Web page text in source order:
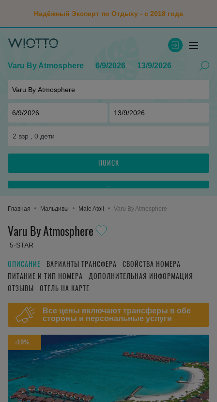
Надёжный Эксперт по Отдыху - с 2018 года
Varu By Atmosphere 6/9/2026 13/9/2026
2 взр , 0 дети
ПОИСК
...
Главная Мальдивы Male Atoll Varu By Atmosphere
Varu By Atmosphere
5-STAR
ОПИСАНИЕ ВАРИАНТЫ ТРАНСФЕРА
СВОЙСТВА НОМЕРА
ПИТАНИЕ И ТИП НОМЕРА
ДОПОЛНИТЕЛЬНАЯ ИНФОРМАЦИЯ
ОТЗЫВЫ
ОТЕЛЬ НА КАРТЕ
Все цены включают трансферы в обе
стороны и персональные услуги
-19%